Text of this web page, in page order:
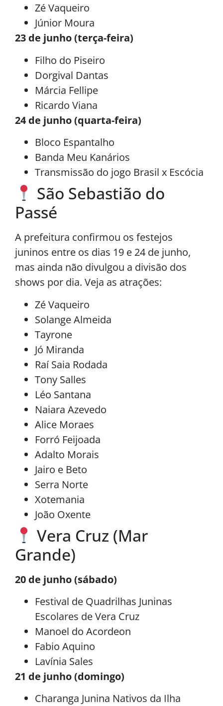
Zé Vaqueiro
Júnior Moura
23 de junho (terça-feira)
Filho do Piseiro
Dorgival Dantas
Márcia Fellipe
Ricardo Viana
24 de junho (quarta-feira)
Bloco Espantalho
Banda Meu Kanários
Transmissão do jogo Brasil x Escócia
São Sebastião do
Passé
A prefeitura confirmou os festejos
juninos entre os dias 19 e 24 de junho,
mas ainda não divulgou a divisão dos
shows por dia. Veja as atrações:
Zé Vaqueiro
Solange Almeida
Tayrone
Jó Miranda
Raí Saia Rodada
Tony Salles
Léo Santana
Naiara Azevedo
Alice Moraes
Forró Feijoada
Adalto Morais
Jairo e Beto
Serra Norte
Xotemania
João Oxente
Vera Cruz (Mar
Grande)
20 de junho (sábado)
Festival de Quadrilhas Juninas
Escolares de Vera Cruz
Manoel do Acordeon
Fabio Aquino
Lavínia Sales
21 de junho (domingo)
Charanga Junina Nativos da Ilha